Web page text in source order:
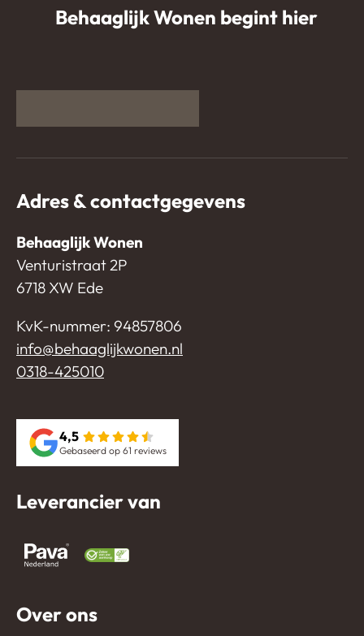
Behaaglijk Wonen begint hier
Adres & contactgegevens
Behaaglijk Wonen
Venturistraat 2P
6718 XW Ede
KvK-nummer: 94857806
info@behaaglijkwonen.nl
0318-425010
4,5
Gebaseerd op 61 reviews
Leverancier van
Over ons